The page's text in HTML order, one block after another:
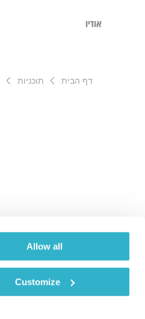
Allow all
Customize
אודיו
דף הבית תוכניות